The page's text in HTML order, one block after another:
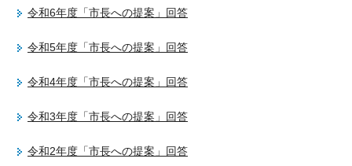
令和6年度「市長への提案」回答
令和5年度「市長への提案」回答
令和4年度「市長への提案」回答
令和3年度「市長への提案」回答
令和2年度「市長への提案」回答